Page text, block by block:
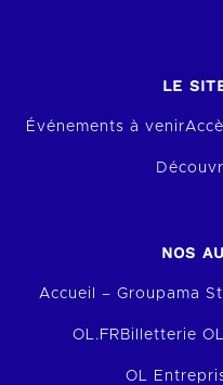
LE
Événements à venir
NOS
Accueil – Groupama
OL.FR Billetterie OL
OL